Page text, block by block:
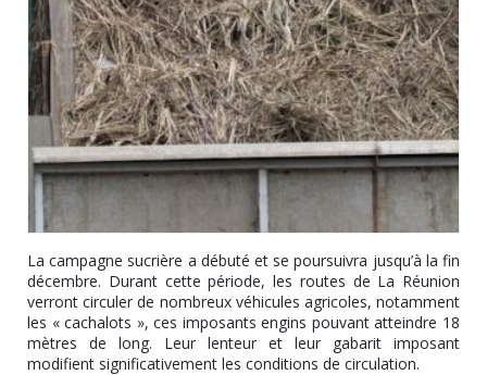
La campagne sucrière a débuté et se poursuivra jusqu’à la fin
décembre. Durant cette période, les routes de La Réunion
verront circuler de nombreux véhicules agricoles, notamment
les « cachalots », ces imposants engins pouvant atteindre 18
mètres de long. Leur lenteur et leur gabarit imposant
modifient significativement les conditions de circulation.